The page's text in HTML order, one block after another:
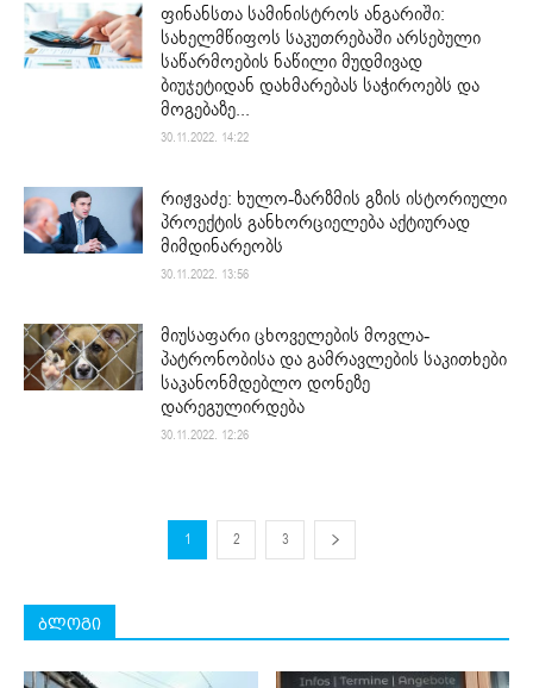
ფინანსთა სამინისტროს ანგარიში:
სახელმწიფოს საკუთრებაში არსებული
საწარმოების ნაწილი მუდმივად
ბიუჯეტიდან დახმარებას საჭიროებს და
მოგებაზე...
30.11.2022. 14:22
რიჟვაძე: ხულო-ზარზმის გზის ისტორიული
პროექტის განხორციელება აქტიურად
მიმდინარეობს
30.11.2022. 13:56
მიუსაფარი ცხოველების მოვლა-
პატრონობისა და გამრავლების საკითხები
საკანონმდებლო დონეზე
დარეგულირდება
30.11.2022. 12:26
1 2 3
ბლოგი